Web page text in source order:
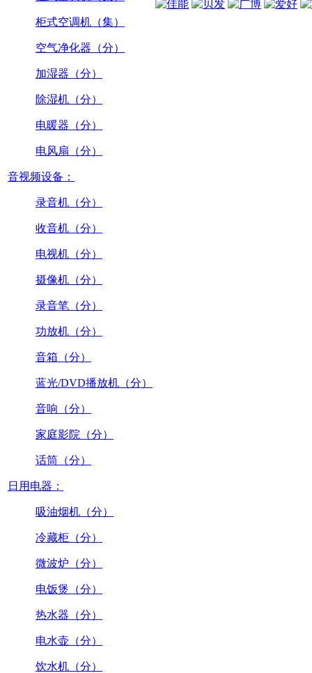
柜式空调机（集）
空气净化器（分）
加湿器（分）
除湿机（分）
电暖器（分）
电风扇（分）
音视频设备：
录音机（分）
收音机（分）
电视机（分）
摄像机（分）
录音笔（分）
功放机（分）
音箱（分）
蓝光/DVD播放机（分）
音响（分）
家庭影院（分）
话筒（分）
日用电器：
吸油烟机（分）
冷藏柜（分）
微波炉（分）
电饭煲（分）
热水器（分）
电水壶（分）
饮水机（分）